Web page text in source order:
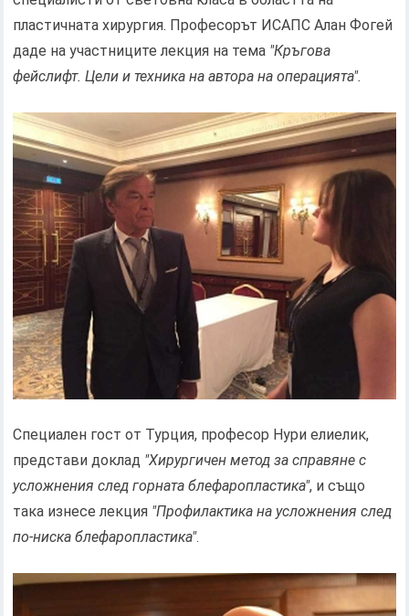
пластичната хирургия. Професорът ИСАПС Алан Фогей
даде на участниците лекция на тема "Кръгова
фейслифт. Цели и техника на автора на операцията".
Специален гост от Турция, професор Нури елиелик,
представи доклад "Хирургичен метод за справяне с
усложнения след горната блефаропластика", и също
така изнесе лекция "Профилактика на усложнения след
по-ниска блефаропластика".